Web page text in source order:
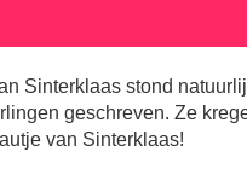
Sinterklaas stond
geschreven. Ze
van Sinterklaas!